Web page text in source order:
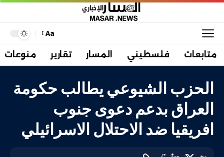
Aa
متابعات فلسطيني المسار تقارير منوعات
الحزب الشيوعي يطالب حكومة
العراق بدعم دعوى جنوب
افريقيا ضد الاحتلال الاسرائيلي